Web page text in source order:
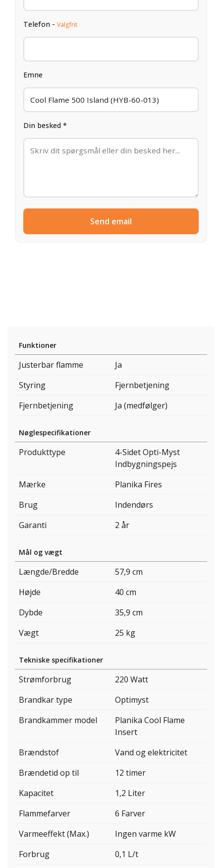
Telefon - Valgfrit
Emne
Din besked *
Send email
Funktioner
Justerbar flamme
Ja
Styring
Fjernbetjening
Fjernbetjening
Ja (medfølger)
Nøglespecifikationer
Produkttype
4-Sidet Opti-Myst
Indbygningspejs
Mærke
Planika Fires
Brug
Indendørs
Garanti
2 år
Mål og vægt
Længde/Bredde
57,9 cm
Højde
40 cm
Dybde
35,9 cm
Vægt
25 kg
Tekniske specifikationer
Strømforbrug
220 Watt
Brandkar type
Optimyst
Brandkammer model
Planika Cool Flame
Insert
Brændstof
Vand og elektricitet
Brændetid op til
12 timer
Kapacitet
1,2 Liter
Flammefarver
6 Farver
Varmeeffekt (Max.)
Ingen varme kW
Forbrug
0,1 L/t